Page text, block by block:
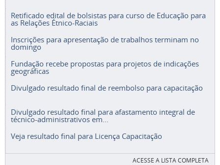
Retificado edital de bolsistas para curso de Educação para
as Relações Étnico-Raciais
Inscrições para apresentação de trabalhos terminam no
domingo
Fundação recebe propostas para projetos de indicações
geográficas
Divulgado resultado final de reembolso para capacitação
Divulgado resultado final para afastamento integral de
técnico-administrativos em...
Veja resultado final para Licença Capacitação
ACESSE A LISTA COMPLETA